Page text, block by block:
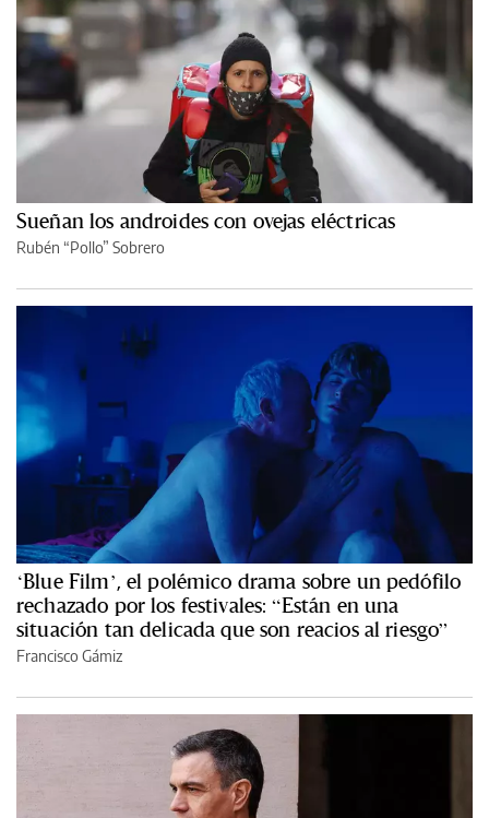
Sueñan los androides con ovejas eléctricas
Rubén “Pollo” Sobrero
‘Blue Film’, el polémico drama sobre un pedófilo
rechazado por los festivales: “Están en una
situación tan delicada que son reacios al riesgo”
Francisco Gámiz